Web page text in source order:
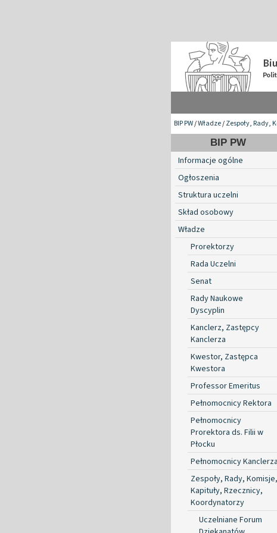
BIP PW/Władze/Zespoły, Rady,
BIP PW
Informacje ogólne
Ogłoszenia
Struktura uczelni
Skład osobowy
Władze
Prorektorzy
Rada Uczelni
Senat
Rady Naukowe
Dyscyplin
Kanclerz, Zastępcy
Kanclerza
Kwestor, Zastępca
Kwestora
Professor Emeritus
Pełnomocnicy Rektora
Pełnomocnicy
Prorektora ds. Filii w
Płocku
Pełnomocnicy Kanclerza
Zespoły, Rady, Komisje,
Kapituły, Rzecznicy,
Koordynatorzy
Uczelniane Forum